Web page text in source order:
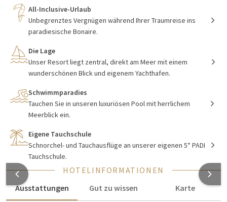
UnsereAll-Inclusive-Resort
einem Privatstrand, zwei ruhigen Außenpools, einem
Yachthafen mit Wassersportarten und Segelbooten sowie
Von abenteuerlichen Bootsfahrten bis hin zu erholsamen
Tagen in unseren beiden wunderschönenAußenpools.
Valk Plaza Resort Bonaire. Egal, ob Sie die atemberaubende
Umgebung auf einem Roller oder Auto erkunden oder sich mit
verwöhnen lassen, jeder Moment in unserem Resort ist für
einen perfekten Urlaub konzipiert. Bald können Sie Ihr
Wellnesserlebnis in unserem brandneuen, hochmodernen
Fitnessstudio und eine 5-Sterne-Wellnessanlage.
Ihr Aufenthalt beinhaltet kostenlose Kajak- und
All-Inclusive-Urlaub
Unbegrenztes Vergnügen während Ihrer Traumreise ins
paradiesische Bonaire.
Die Lage
Unser Resort liegt zentral, direkt am Meer mit einem
wunderschönen Blick und eigenem Yachthafen.
Schwimmparadies
Tauchen Sie in unseren luxuriösen Pool mit herrlichem
Meerblick ein.
Eigene Tauchschule
Schnorchel- und Tauchausflüge an unserer eigenen 5* PADI
Tauchschule.
HOTELINFORMATIONEN
Ausstattungen
Gut zu wissen
Karte